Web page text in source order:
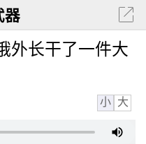
器
外长干了一件大
小 大